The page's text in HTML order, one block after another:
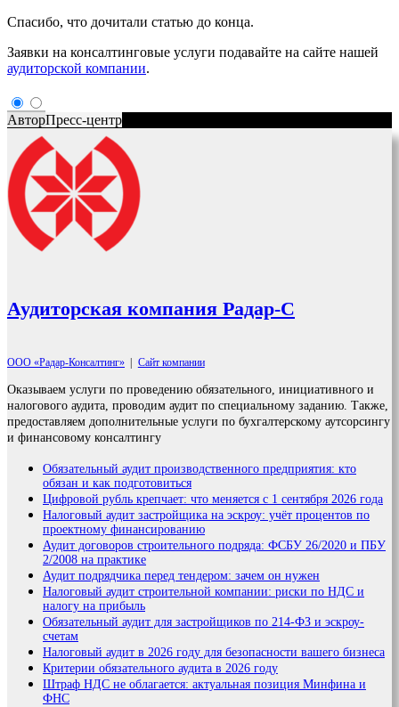
Спасибо, что дочитали статью до конца.
Заявки на консалтинговые услуги подавайте на сайте нашей
аудиторской компании.
АвторПресс-центр
Аудиторская компания Радар-С
ООО «Радар-Консалтинг» Сайт компании
Оказываем услуги по проведению обязательного, инициативного и
налогового аудита, проводим аудит по специальному заданию. Также,
предоставляем дополнительные услуги по бухгалтерскому аутсорсингу
и финансовому консалтингу
Обязательный аудит производственного предприятия: кто
обязан и как подготовиться
Цифровой рубль крепчает: что меняется с 1 сентября 2026 года
Налоговый аудит застройщика на эскроу: учёт процентов по
проектному финансированию
Аудит договоров строительного подряда: ФСБУ 26/2020 и ПБУ
2/2008 на практике
Аудит подрядчика перед тендером: зачем он нужен
Налоговый аудит строительной компании: риски по НДС и
налогу на прибыль
Обязательный аудит для застройщиков по 214-ФЗ и эскроу-
счетам
Налоговый аудит в 2026 году для безопасности вашего бизнеса
Критерии обязательного аудита в 2026 году
Штраф НДС не облагается: актуальная позиция Минфина и
ФНС